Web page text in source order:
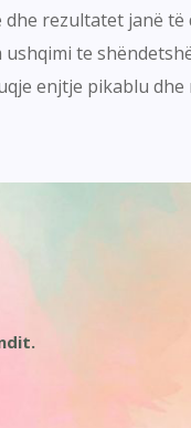
rezultatet janë
te
enjtje pikablu